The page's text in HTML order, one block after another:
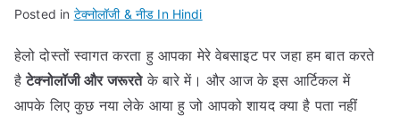
Posted in टेक्नोलॉजी & नीड In Hindi
हेलो दोस्तों स्वागत करता हु आपका मेरे वेबसाइट पर जहा हम बात करते
हैटेक्नोलॉजी और जरूरतेके बारे में। और आज के इस आर्टिकल में
आपके लिए कुछ नया लेके आया हु जो आपको शायद क्या है पता नहीं